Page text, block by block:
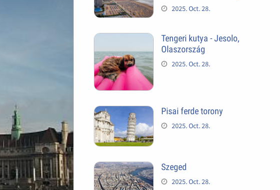
2025. Oct. 28.
Tengeri kutya - Jesolo,
Olaszország
2025. Oct. 28.
Pisai ferde torony
2025. Oct. 28.
Szeged
2025. Oct. 28.